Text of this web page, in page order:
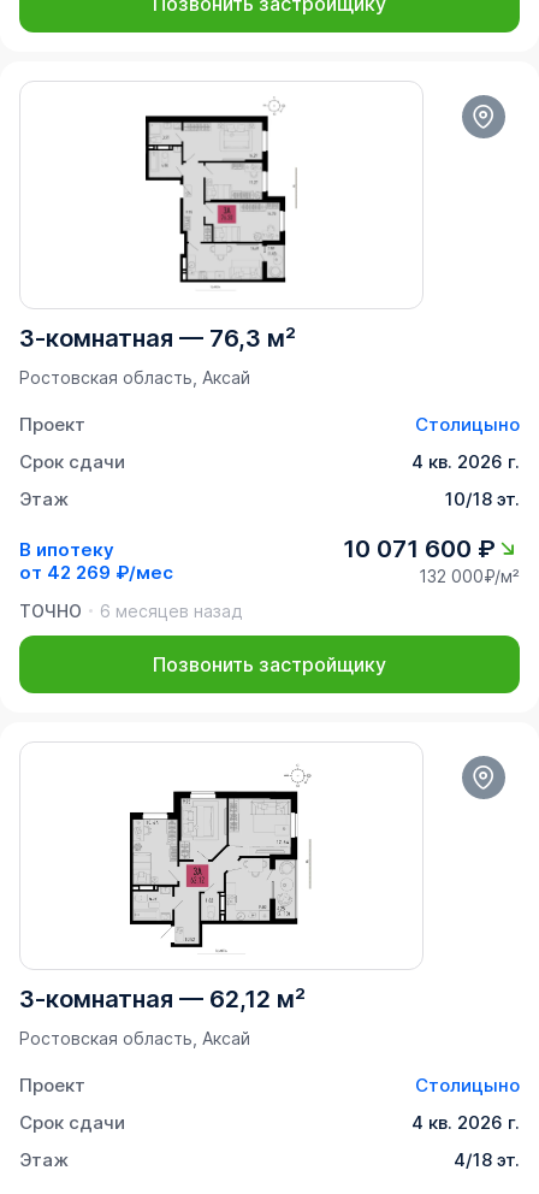
3-комнатная — 76,3 м²
Ростовская область, Аксай
Проект
Столицыно
Срок сдачи
4 кв. 2026 г.
Этаж
10/18 эт.
В ипотеку
от 42 269 ₽/мес
10 071 600 ₽
132 000₽/м²
ТОЧНО
6 месяцев назад
Позвонить застройщику
3-комнатная — 62,12 м²
Ростовская область, Аксай
Проект
Столицыно
Срок сдачи
4 кв. 2026 г.
Этаж
4/18 эт.